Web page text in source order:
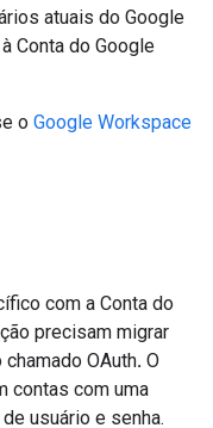
atuais do Google
Conta do Google
o Google Workspace
com a Conta do
precisam migrar
OAuth. O
contas com uma
usuário e senha.